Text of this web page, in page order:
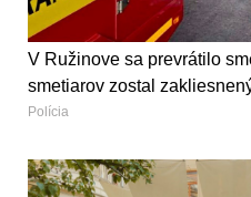
V Ružinove sa prevrátilo
smetiarov zostal
Polícia